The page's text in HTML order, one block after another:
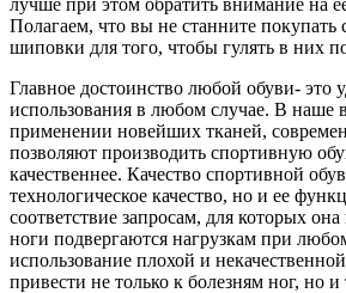
Полагаем, что вы не станните покупать
шиповки для того, чтобы гулять в них
Главное достоинство любой обуви- это
использования в любом случае. В наше
применении новейших тканей,
позволяют производить спортивную
качественнее. Качество спортивной
технологическое качество, но и ее
соответствие запросам, для которых
ноги подвергаются нагрузкам при
использование плохой и
привести не только к болезням ног, но и